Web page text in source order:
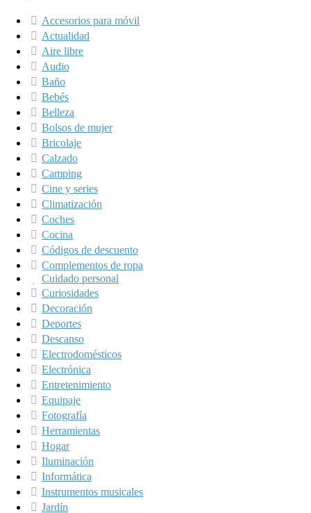
Accesorios para móvil
Actualidad
Aire libre
Audio
Baño
Bebés
Belleza
Bolsos de mujer
Bricolaje
Calzado
Camping
Cine y series
Climatización
Coches
Cocina
Códigos de descuento
Complementos de ropa
Cuidado personal
Curiosidades
Decoración
Deportes
Descanso
Electrodomésticos
Electrónica
Entretenimiento
Equipaje
Fotografía
Herramientas
Hogar
Iluminación
Informática
Instrumentos musicales
Jardín